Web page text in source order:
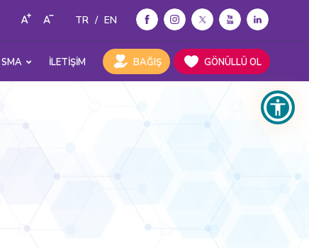
TR / EN
SMA İLETİŞİM BAĞIŞ GÖNÜLLÜ OL